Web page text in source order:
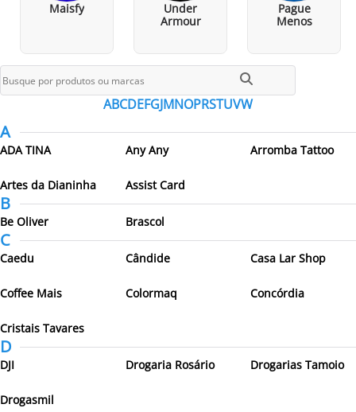
Maisfy
Under
Armour
Pague
Menos
Todos os parceiros
ABCDEFGJMNOPRSTUVW
A
ADA TINA Any Any Arromba Tattoo
Artes da Dianinha Assist Card
B
Be Oliver Brascol
C
Caedu Cândide Casa Lar Shop
Coffee Mais Colormaq Concórdia
Cristais Tavares
D
DJI Drogaria Rosário Drogarias Tamoio
Drogasmil